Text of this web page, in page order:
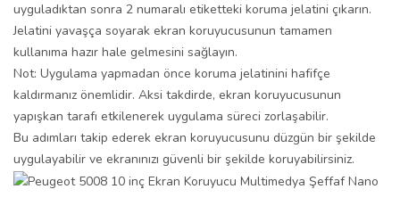
uyguladıktan sonra 2 numaralı etiketteki koruma jelatini çıkarın.
Jelatini yavaşça soyarak ekran koruyucusunun tamamen
kullanıma hazır hale gelmesini sağlayın.
Not: Uygulama yapmadan önce koruma jelatinini hafifçe
kaldırmanız önemlidir. Aksi takdirde, ekran koruyucusunun
yapışkan tarafı etkilenerek uygulama süreci zorlaşabilir.
Bu adımları takip ederek ekran koruyucusunu düzgün bir şekilde
uygulayabilir ve ekranınızı güvenli bir şekilde koruyabilirsiniz.